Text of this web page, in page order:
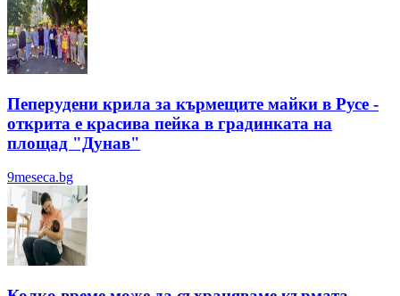
Пеперудени крила за кърмещите майки в Русе -
открита е красива пейка в градинката на
площад "Дунав"
9meseca.bg